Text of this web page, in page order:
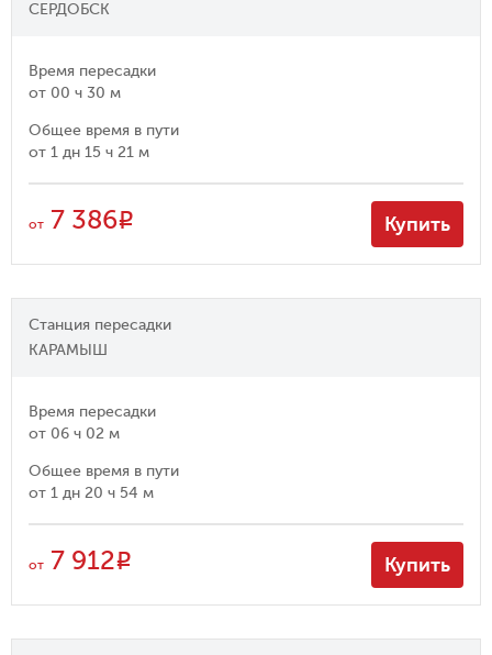
СЕРДОБСК
Время пересадки
от 00 ч 30 м
Общее время в пути
от 1 дн 15 ч 21 м
от 7 386R Купить
Станция пересадки
КАРАМЫШ
Время пересадки
от 06 ч 02 м
Общее время в пути
от 1 дн 20 ч 54 м
от 7 912R Купить